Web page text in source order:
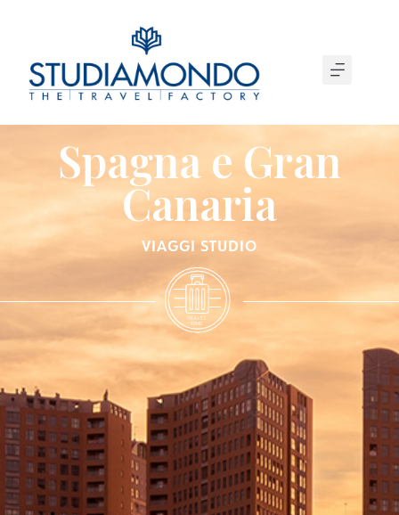
Spagna e Gran
Canaria
VIAGGI STUDIO
TR AVEL
TIME